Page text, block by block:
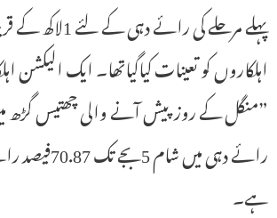
پہلے مرحلے کی رائے
اہلکاروں کو تعینات کیاگیاتھا۔ ایک الیکشن
”منگل کے روز پیش آنے والی چھتیس گڑھ
رائے دہی میں
ہے۔